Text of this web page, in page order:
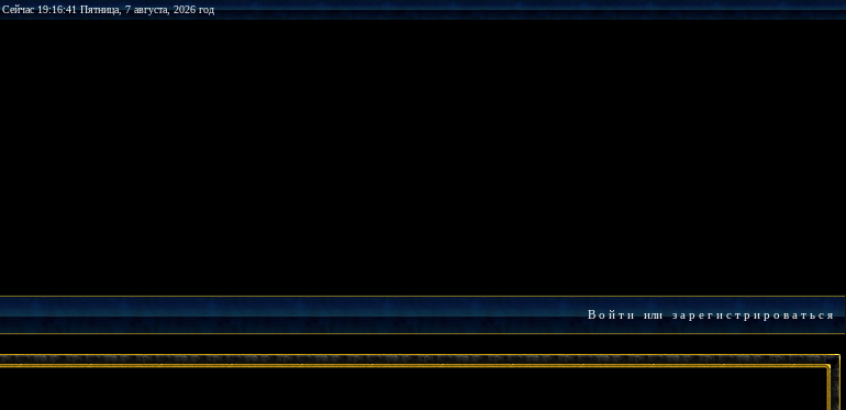
Сейчас 19:16:41 Пятница, 7 августа, 2026 год
В о й т иилиз а р е г и с т р и р о в а т ь с я